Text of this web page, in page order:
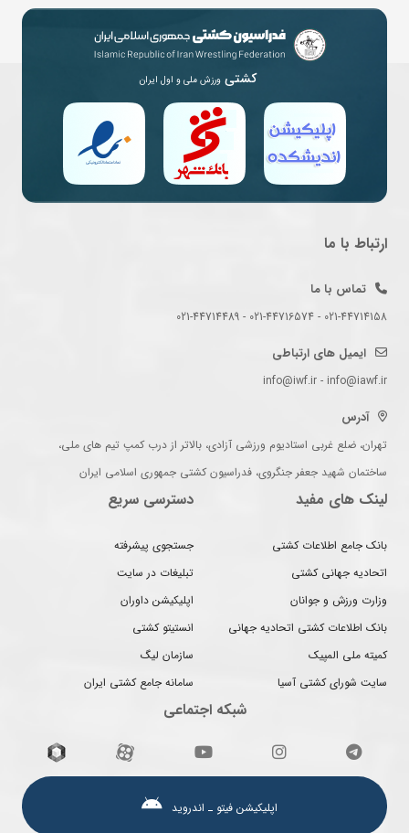
کشتی ورزش ملی و اول ایران
ارتباط با ما
تماس با ما
021-44714158 - 021-44716574 - 021-44714489
ایمیل های ارتباطی
info@iwf.ir - info@iawf.ir
آدرس
تهران، ضلع غربی استادیوم ورزشی آزادی، بالاتر از درب کمپ تیم های ملی،
ساختمان شهید جعفر جنگروی، فدراسیون کشتی جمهوری اسلامی ایران
لینک های مفید
بانک جامع اطلاعات کشتی
اتحادیه جهانی کشتی
وزارت ورزش و جوانان
بانک اطلاعات کشتی اتحادیه جهانی
کمیته ملی المپیک
سایت شورای کشتی آسیا
دسترسی سریع
جستجوی پیشرفته
تبلیغات در سایت
اپلیکیشن داوران
انستیتو کشتی
سازمان لیگ
سامانه جامع کشتی ایران
شبکه اجتماعی
اپلیکیشن فیتو ـ اندروید